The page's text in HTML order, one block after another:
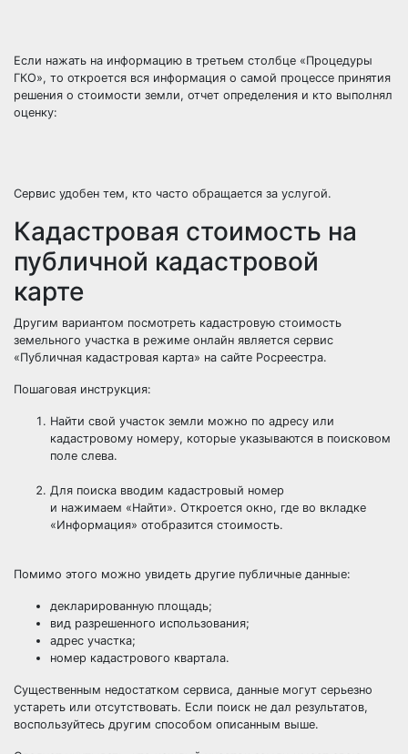
Если нажать на информацию в третьем столбце «Процедуры
ГКО», то откроется вся информация о самой процессе принятия
решения о стоимости земли, отчет определения и кто выполнял
оценку:
Сервис удобен тем, кто часто обращается за услугой.
Кадастровая стоимость на
публичной кадастровой
карте
Другим вариантом посмотреть кадастровую стоимость
земельного участка в режиме онлайн является сервис
«Публичная кадастровая карта» на сайте Росреестра.
Пошаговая инструкция:
Найти свой участок земли можно по адресу или
кадастровому номеру, которые указываются в поисковом
поле слева.
Для поиска вводим кадастровый номер
и нажимаем «Найти». Откроется окно, где во вкладке
«Информация» отобразится стоимость.
Помимо этого можно увидеть другие публичные данные:
декларированную площадь;
вид разрешенного использования;
адрес участка;
номер кадастрового квартала.
Существенным недостатком сервиса, данные могут серьезно
устареть или отсутствовать. Если поиск не дал результатов,
воспользуйтесь другим способом описанным выше.